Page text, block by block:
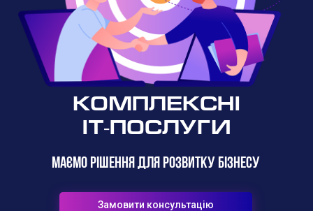
КОМПЛЕКСНІ
IT-ПОСЛУГИ
Маємо рішення для розвитку бізнесу
Замовити консультацію